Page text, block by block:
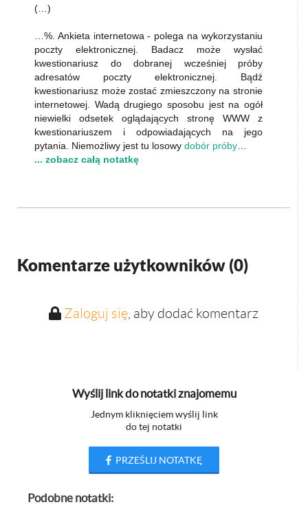
(…)
…%. Ankieta internetowa - polega na wykorzystaniu
poczty elektronicznej. Badacz może wysłać
kwestionariusz do dobranej wcześniej próby
adresatów poczty elektronicznej. Bądź
kwestionariusz może zostać zmieszczony na stronie
internetowej. Wadą drugiego sposobu jest na ogół
niewielki odsetek oglądających stronę WWW z
kwestionariuszem i odpowiadających na jego
pytania. Niemożliwy jest tu losowy dobór próby
... zobacz całą notatkę
Komentarze użytkowników (0)
Zaloguj się, aby dodać komentarz
Wyślij link do notatki znajomemu
Jednym kliknięciem wyślij link
do tej notatki
PRZEŚLIJ NOTATKĘ
Podobne notatki: